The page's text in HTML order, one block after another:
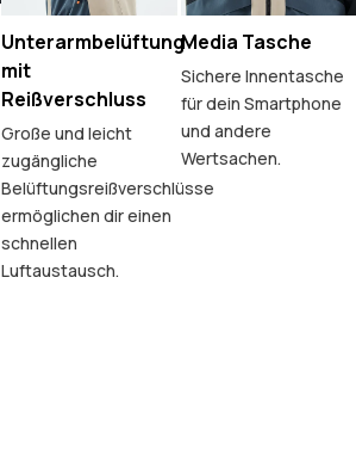
Unterarmbelüftung
mit
Reißverschluss
Große und leicht
zugängliche
Belüftungsreißverschlüsse
ermöglichen dir einen
schnellen
Luftaustausch.
Media Tasche
Sichere Innentasche
für dein Smartphone
und andere
Wertsachen.